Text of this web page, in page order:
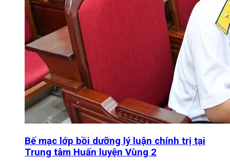
Bế mạc lớp bồi dưỡng lý luận chính trị tại
Trung tâm Huấn luyện Vùng 2